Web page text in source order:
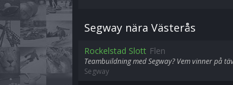
Segway nära Västerås
Rockelstad Slott Flen
Teambuildning med Segway? Vem vinner på
Segway